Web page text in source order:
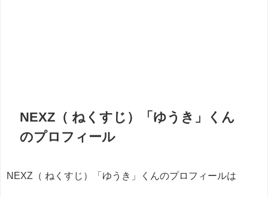
NEXZ（ ねくすじ）「ゆうき」くん
のプロフィール
NEXZ（ ねくすじ）「ゆうき」くんのプロフィールは